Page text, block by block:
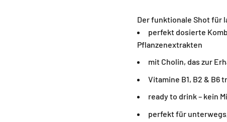
Der funktionale Shot für
perfekt dosierte
Pflanzenextrakten
mit Cholin, das zur
Vitamine B1, B2 & B6
ready to drink – kein
perfekt für